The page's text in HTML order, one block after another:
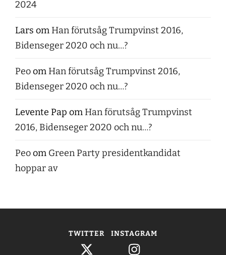
2024
Lars om Han förutsåg Trumpvinst 2016,
Bidenseger 2020 och nu…?
Peoom Han förutsåg Trumpvinst 2016,
Bidenseger 2020 och nu…?
Levente Pap om Han förutsåg Trumpvinst
2016, Bidenseger 2020 och nu…?
Peoom Green Party presidentkandidat
hoppar av
TWITTER INSTAGRAM